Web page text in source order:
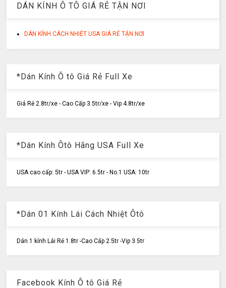
DÁN KÍNH Ô TÔ GIÁ RẺ TẬN NƠI
DÁN KÍNH CÁCH NHIỆT USA GIÁ RẺ TẬN NƠI
*Dán Kính Ô tô Giá Rẻ Full Xe
Giá Rẻ 2.8tr/xe - Cao Cấp 3.5tr/xe - Vip 4.8tr/xe
*Dán Kính Ôtô Hãng USA Full Xe
USA cao cấp: 5tr - USA VIP: 6.5tr - No.1 USA: 10tr
*Dán 01 Kính Lái Cách Nhiệt Ôtô
Dán 1 kính Lái Rẻ 1.8tr -Cao Cấp 2.5tr -Vip 3.5tr
Facebook Kính Ô tô Giá Rẻ